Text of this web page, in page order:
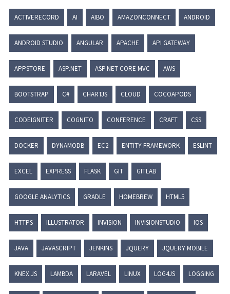
ACTIVERECORD AI AIBO AMAZONCONNECT ANDROID
ANDROID STUDIO ANGULAR APACHE API GATEWAY
APPSTORE ASP.NET ASP.NET CORE MVC AWS
BOOTSTRAP C# CHARTJS CLOUD COCOAPODS
CODEIGNITER COGNITO CONFERENCE CRAFT CSS
DOCKER DYNAMODB EC2 ENTITY FRAMEWORK ESLINT
EXCEL EXPRESS FLASK GIT GITLAB
GOOGLE ANALYTICS GRADLE HOMEBREW HTML5
HTTPS ILLUSTRATOR INVISION INVISIONSTUDIO IOS
JAVA JAVASCRIPT JENKINS JQUERY JQUERY MOBILE
KNEX.JS LAMBDA LARAVEL LINUX LOG4JS LOGGING